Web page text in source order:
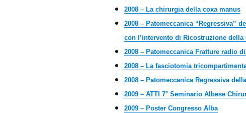
2008 – La chirurgia della coxa manus
2008 – Patomeccanica “Regressiva”
con l’intervento di Ricostruzione della
2008 – Patomeccanica Fratture radio
2008 – La fasciotomia
2008 – Patomeccanica Regressiva
2009 – ATTI 7° Seminario Albese
2009 – Poster Congresso Alba